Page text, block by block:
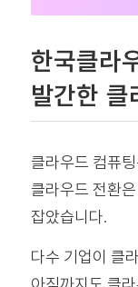
한국클라
발간한 클
클라우드 컴퓨
클라우드 전환
잡았습니다.
다수 기업이 클